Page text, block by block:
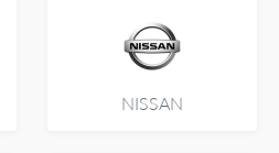
NISSAN